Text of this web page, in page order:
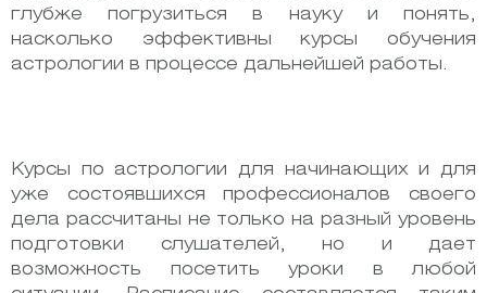
глубже погрузиться в науку и понять,
насколько эффективны курсы обучения
астрологии в процессе дальнейшей работы.
Курсы по астрологии для начинающих и для
уже состоявшихся профессионалов своего
дела рассчитаны не только на разный уровень
подготовки слушателей, но и дает
возможность посетить уроки в любой